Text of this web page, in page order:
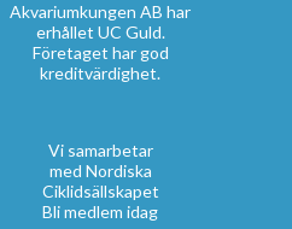
Akvariumkungen AB har
erhållet UC Guld.
Företaget har god
kreditvärdighet.
Vi samarbetar
med Nordiska
Ciklidsällskapet
Bli medlem idag